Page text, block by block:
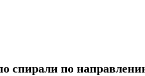
спирали по